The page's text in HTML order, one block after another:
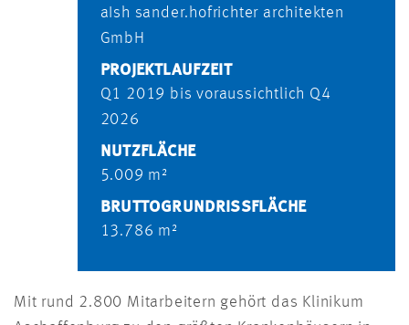
aIsh sander.hofrichter architekten
GmbH
PROJEKTLAUFZEIT
Q1 2019 bis voraussichtlich Q4
2026
NUTZFLÄCHE
5.009 m²
BRUTTOGRUNDRISSFLÄCHE
13.786 m²
Mit rund 2.800 Mitarbeitern gehört das Klinikum